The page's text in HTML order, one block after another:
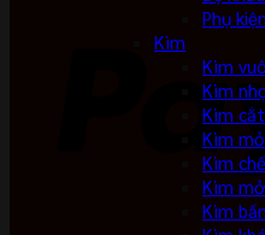
Phụ
Kìm
Kìm
Kìm
Kìm cắt
Kìm
Kìm
Kìm
Kìm